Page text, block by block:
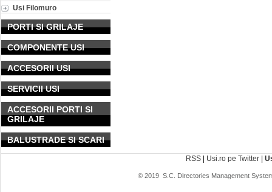
Usi Filomuro
PORTI SI GRILAJE
COMPONENTE USI
ACCESORII USI
SERVICII USI
ACCESORII PORTI SI
GRILAJE
BALUSTRADE SI SCARI
RSS | Usi.ro pe Twitter |
© 2019 S.C. Directories Management